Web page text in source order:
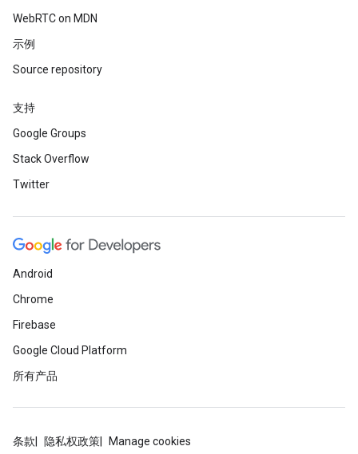
WebRTC on MDN
示例
Source repository
支持
Google Groups
Stack Overflow
Twitter
Android
Chrome
Firebase
Google Cloud Platform
所有产品
条款 隐私权政策 Manage cookies